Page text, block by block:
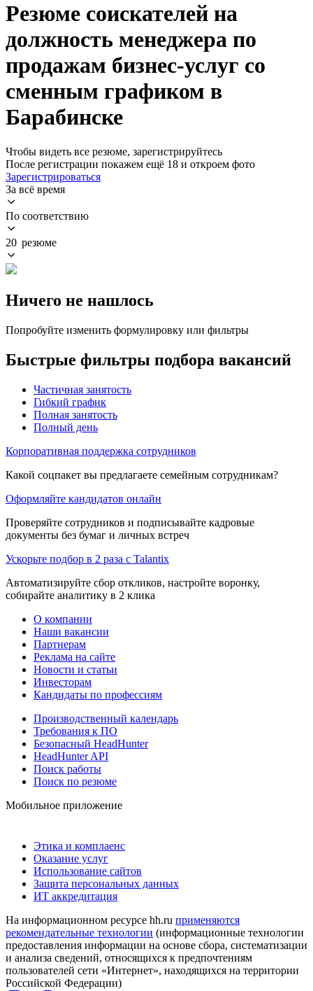
Резюме соискателей на
должность менеджера по
продажам бизнес-услуг со
сменным графиком в
Барабинске
Чтобы видеть все резюме, зарегистрируйтесь
После регистрации покажем ещё 18 и откроем фото
Зарегистрироваться
За всё время
По соответствию
20 резюме
Ничего не нашлось
Попробуйте изменить формулировку или фильтры
Быстрые фильтры подбора вакансий
Частичная занятость
Гибкий график
Полная занятость
Полный день
Корпоративная поддержка сотрудников
Какой соцпакет вы предлагаете семейным сотрудникам?
Оформляйте кандидатов онлайн
Проверяйте сотрудников и подписывайте кадровые
документы без бумаг и личных встреч
Ускорьте подбор в 2 раза с Talantix
Автоматизируйте сбор откликов, настройте воронку,
собирайте аналитику в 2 клика
О компании
Наши вакансии
Партнерам
Реклама на сайте
Новости и статьи
Инвесторам
Кандидаты по профессиям
Производственный календарь
Требования к ПО
Безопасный HeadHunter
HeadHunter API
Поиск работы
Поиск по резюме
Мобильное приложение
Этика и комплаенс
Оказание услуг
Использование сайтов
Защита персональных данных
ИТ аккредитация
На информационном ресурсе hh.ru применяются
рекомендательные технологии (информационные технологии
предоставления информации на основе сбора, систематизации
и анализа сведений, относящихся к предпочтениям
пользователей сети «Интернет», находящихся на территории
Российской Федерации)